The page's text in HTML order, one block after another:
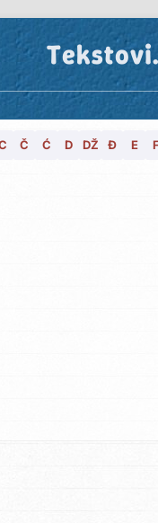
Č Ć D DŽ Đ E F